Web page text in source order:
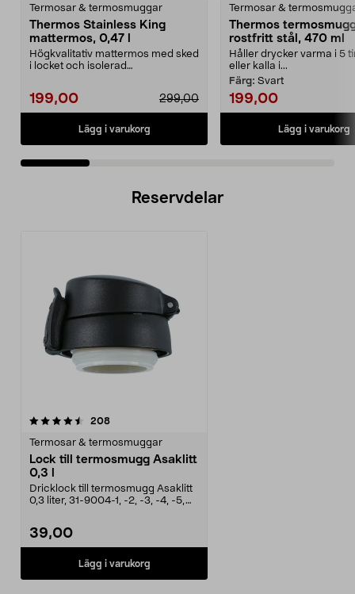
Termosar & termosmuggar
Thermos Stainless King
mattermos, 0,47 l
Högkvalitativ mattermos med sked
i locket och isolerad
199,00 299,00
Lägg i varukorg
Termosar &
Thermos
rostfritt stål, 470 ml
Håller drycker varma i 5
eller kalla i...
Färg: Svart
199,00
Lägg i varukorg
Reservdelar
208recensioner
Termosar & termosmuggar
Lock till termosmugg Asaklitt
0,3 l
Dricklock till termosmugg Asaklitt
0,3 liter, 31-9004-1, -2, -3, -4, -5,
39,00
Lägg i varukorg